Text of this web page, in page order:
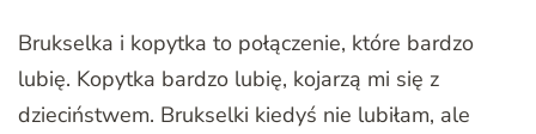
Brukselka i kopytka to połączenie, które bardzo
lubię. Kopytka bardzo lubię, kojarzą mi się z
dzieciństwem. Brukselki kiedyś nie lubiłam, ale